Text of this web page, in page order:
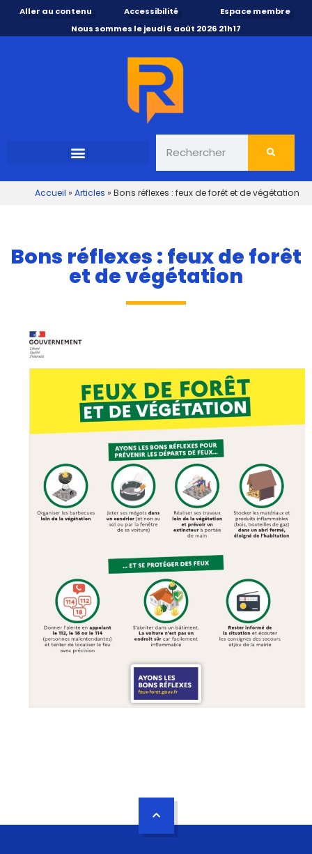
Aller au contenu Accessibilité
Espace membre
Nous sommes le jeudi 6 août 2026 21h17
Accueil » Articles » Bons réflexes : feux de forêt et de végétation
Bons réflexes : feux de forêt
et de végétation